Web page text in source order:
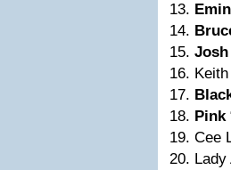
13.
14.
15.
16.
17.
18. Pink
19. Cee
20. Lady